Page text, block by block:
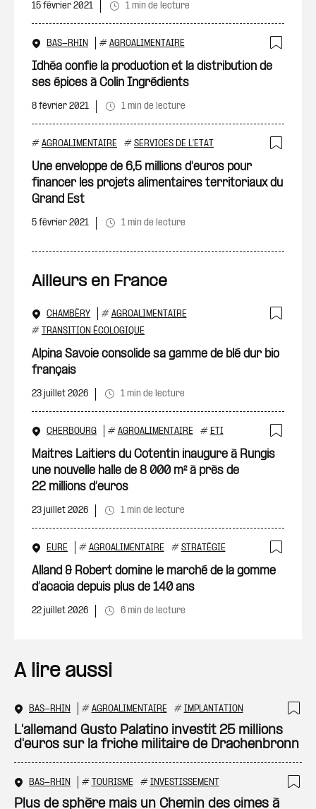
15 février 2021 1 min de lecture
BAS-RHIN # AGROALIMENTAIRE
Idhéa confie la production et la distribution de
ses épices à Colin Ingrédients
8 février 2021 1 min de lecture
# AGROALIMENTAIRE # SERVICES DE L'ETAT
Une enveloppe de 6,5 millions d'euros pour
financer les projets alimentaires territoriaux du
Grand Est
5 février 2021 1 min de lecture
Ailleurs en France
CHAMBÉRY # AGROALIMENTAIRE
# TRANSITION ÉCOLOGIQUE
Alpina Savoie consolide sa gamme de blé dur bio
français
23 juillet 2026 1 min de lecture
CHERBOURG # AGROALIMENTAIRE # ETI
Maitres Laitiers du Cotentin inaugure à Rungis
une nouvelle halle de 8 000 m² à près de
22 millions d’euros
23 juillet 2026 1 min de lecture
EURE # AGROALIMENTAIRE # STRATÉGIE
Alland & Robert domine le marché de la gomme
d’acacia depuis plus de 140 ans
22 juillet 2026 6 min de lecture
A lire aussi
BAS-RHIN # AGROALIMENTAIRE # IMPLANTATION
L'allemand Gusto Palatino investit 25 millions
d'euros sur la friche militaire de Drachenbronn
BAS-RHIN # TOURISME # INVESTISSEMENT
Plus de sphère mais un Chemin des cimes à